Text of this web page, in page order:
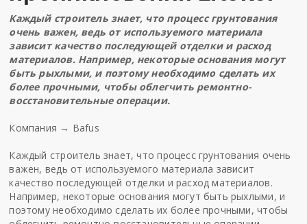
Каждый строитель знает, что процесс грунтования
очень важен, ведь от используемого материала
зависит качество последующей отделки и расход
материалов. Например, некоторые основания могут
быть рыхлыми, и поэтому необходимо сделать их
более прочными, чтобы облегчить ремонтно-
восстановительные операции.
Компания → Bafus
Каждый строитель знает, что процесс грунтования очень
важен, ведь от используемого материала зависит
качество последующей отделки и расход материалов.
Например, некоторые основания могут быть рыхлыми, и
поэтому необходимо сделать их более прочными, чтобы